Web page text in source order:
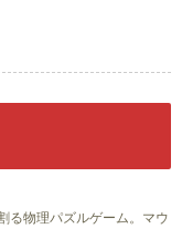
る物理パズルゲーム。マウ